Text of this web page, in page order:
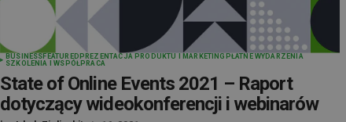
BUSINESS FEATURED PREZENTACJA PRODUKTU I MARKETING PŁATNE WYDARZENIA
SZKOLENIA I WSPÓŁPRACA
State of Online Events 2021 – Raport
dotyczący wideokonferencji i webinarów